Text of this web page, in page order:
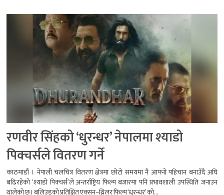
रणवीर सिंहको ‘धुरन्धर’ नेपालमा श्याडो
पिक्चर्सले वितरण गर्ने
काठमाडौं । नेपाली चलचित्र वितरण क्षेत्रमा छोटो समयमा नै आफ्नो पहिचान बनाउँदै अघि
बढिरहेको ‘श्याडो पिक्चर्स’ले अन्तर्राष्ट्रिय फिल्म बजारमा पनि प्रभावशाली उपस्थिति जनाउन
थालेको छ। बलिउडको प्रतिक्षित एक्सन–थ्रिलर फिल्म ‘धुरन्धर’ को...